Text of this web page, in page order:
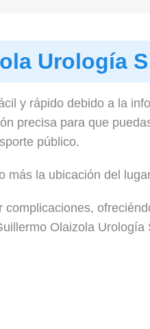
Urología
y rápido debido a la
precisa para que
público.
la ubicación del
Olaizola Urología